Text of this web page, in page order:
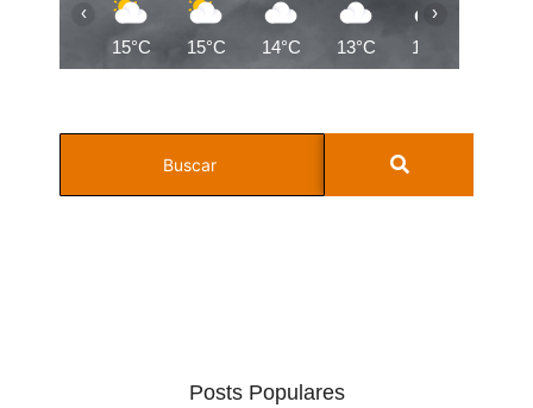
15°C 15°C 14°C 13°C 13°C
‹ ›
Posts Populares